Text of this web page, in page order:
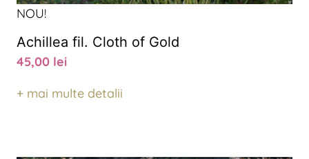
NOU!
Achillea fil. Cloth of Gold
45,00 lei
+ mai multe detalii